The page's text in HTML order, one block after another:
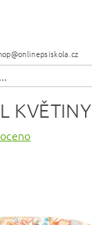
KVĚTINY